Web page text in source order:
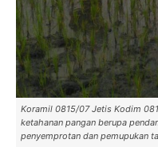
Koramil 0815/07 Jetis Kodim
ketahanan pangan berupa
penyemprotan dan pemupukan